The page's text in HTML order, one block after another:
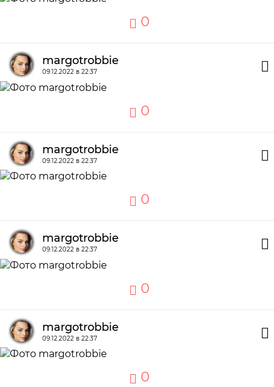
0
margotrobbie
09.12.2022 в 22:37
0
margotrobbie
09.12.2022 в 22:37
0
margotrobbie
09.12.2022 в 22:37
0
margotrobbie
09.12.2022 в 22:37
0